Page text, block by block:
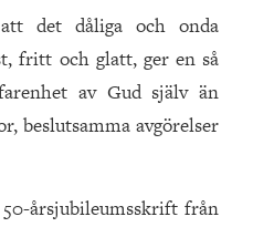
det dåliga och onda
fritt och glatt, ger en så
av Gud själv än
beslutsamma avgörelser
50-årsjubileumsskrift från